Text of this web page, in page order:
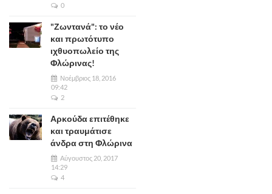
0
"Ζωντανά": το νέο
και πρωτότυπο
ιχθυοπωλείο της
Φλώρινας!
Νοέμβριος 18, 2016
09:42
2
Αρκούδα επιτέθηκε
και τραυμάτισε
άνδρα στη Φλώρινα
Αύγουστος 20, 2017
14:29
4